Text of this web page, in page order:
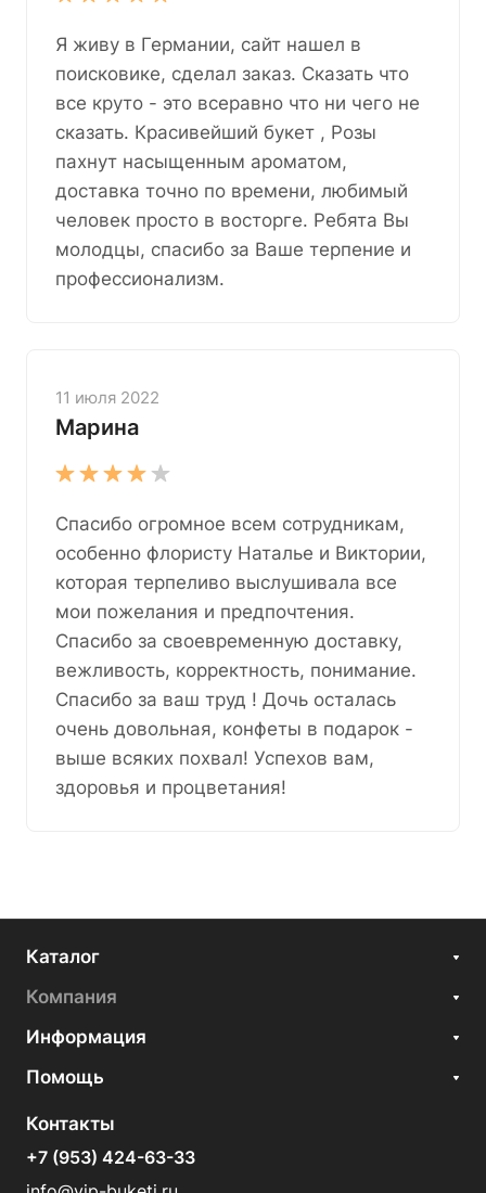
Я живу в Германии, сайт нашел в
поисковике, сделал заказ. Сказать что
все круто - это всеравно что ни чего не
сказать. Красивейший букет , Розы
пахнут насыщенным ароматом,
доставка точно по времени, любимый
человек просто в восторге. Ребята Вы
молодцы, спасибо за Ваше терпение и
профессионализм.
11 июля 2022
Марина
Спасибо огромное всем сотрудникам,
особенно флористу Наталье и Виктории,
которая терпеливо выслушивала все
мои пожелания и предпочтения.
Спасибо за своевременную доставку,
вежливость, корректность, понимание.
Спасибо за ваш труд ! Дочь осталась
очень довольная, конфеты в подарок -
выше всяких похвал! Успехов вам,
здоровья и процветания!
Каталог
Компания
Информация
Помощь
Контакты
+7 (953) 424-63-33